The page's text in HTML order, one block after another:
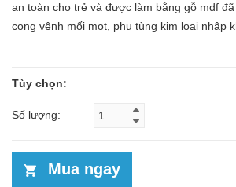
an toàn cho trẻ và được làm bằng gỗ mdf
cong vênh mối mọt, phụ tùng kim loại nhập
Tùy chọn:
Số lượng:
Mua ngay